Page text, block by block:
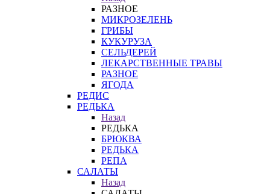
РАЗНОЕ
МИКРОЗЕЛЕНЬ
ГРИБЫ
КУКУРУЗА
СЕЛЬДЕРЕЙ
ЛЕКАРСТВЕННЫЕ ТРАВЫ
РАЗНОЕ
ЯГОДА
РЕДИС
РЕДЬКА
Назад
РЕДЬКА
БРЮКВА
РЕДЬКА
РЕПА
САЛАТЫ
Назад